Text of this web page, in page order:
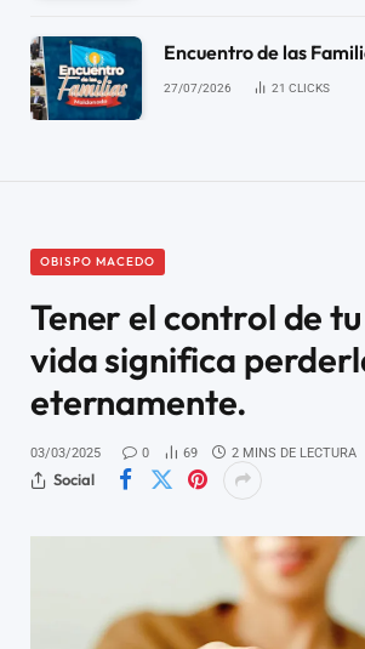
Encuentro de las
27/07/2026 21 CLICKS
OBISPO MACEDO
Tener el control de
vida significa
eternamente.
03/03/2025 0 69 2 MINS DE LECTURA
Social